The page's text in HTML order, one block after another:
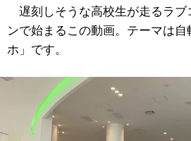
遅刻しそうな高校生が走るラブ
ンで始まるこの動画。テーマは
ホ」です。